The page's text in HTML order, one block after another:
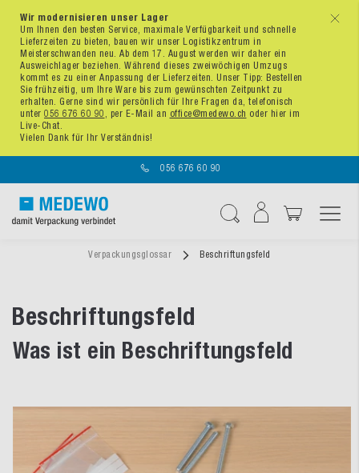
x
Wir modernisieren unser Lager
Um Ihnen den besten Service, maximale Verfügbarkeit und schnelle
Lieferzeiten zu bieten, bauen wir unser Logistikzentrum in
Meisterschwanden neu. Ab dem 17. August werden wir daher ein
Ausweichlager beziehen. Während dieses zweiwöchigen Umzugs
kommt es zu einer Anpassung der Lieferzeiten. Unser Tipp: Bestellen
Sie frühzeitig, um Ihre Ware bis zum gewünschten Zeitpunkt zu
erhalten. Gerne sind wir persönlich für Ihre Fragen da, telefonisch
unter 056 676 60 90 , per E-Mail an office@medewo.ch oder hier im
Live-Chat.
Vielen Dank für Ihr Verständnis!
056 676 60 90
Verpackungsglossar Beschriftungsfeld
Beschriftungsfeld
Was ist ein Beschriftungsfeld